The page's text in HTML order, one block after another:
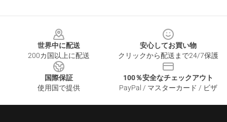
世界中に配送
200カ国以上に配送
安心してお買い物
クリックから配送まで24/7保護
国際保証
使用国で提供
100％安全なチェックアウト
PayPal / マスターカード / ビザ